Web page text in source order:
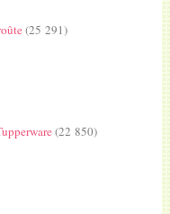
(25 291)
(22 850)